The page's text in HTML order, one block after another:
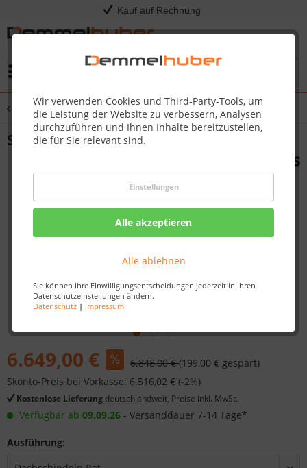
Kauf auf Rechnung
Wir verwenden Cookies und Third-Party-Tools, um
die Leistung der Website zu verbessern, Analysen
durchzuführen und Ihnen Inhalte bereitzustellen,
die für Sie relevant sind.
Einstellungen
Alle akzeptieren
Alle ablehnen
Sie können Ihre Einwilligungsentscheidungen jederzeit in Ihren
Datenschutzeinstellungen ändern.
Datenschutz| Impressum
Übersicht Saunafass
Saunafass SIDA Ø 2,05 x 4,00 m
6.649,00 € 6.848,00 €(199,00 € gespart)
Skonto-Preis bei Vorkasse: 6.516,02 € (-2%)
Kostenlose Lieferung deutschlandweit, Preise inkl. MwSt.
Verfügbar ab 09.09.26 - Versanddauer 7-14 Tage*
Ausführung: